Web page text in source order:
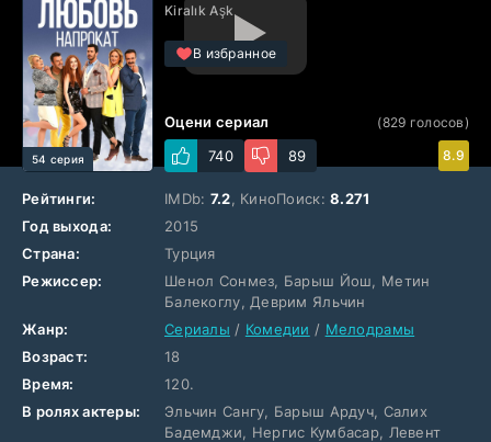
Kiralık Aşk
В избранное
54 серия
Оцени сериал
740
89
(829 голосов)
8.9
Рейтинги: IMDb: 7.2, КиноПоиск:8.271
Год выхода:
2015
Страна:
Турция
Режиссер:
Шенол Сонмез, Барыш Йош, Метин
Балекоглу, Деврим Яльчин
Жанр:
Сериалы / Комедии / Мелодрамы
Возраст:
18
Время:
120.
В ролях актеры:
Эльчин Сангу, Барыш Ардуч, Салих
Бадемджи, Нергис Кумбасар, Левент